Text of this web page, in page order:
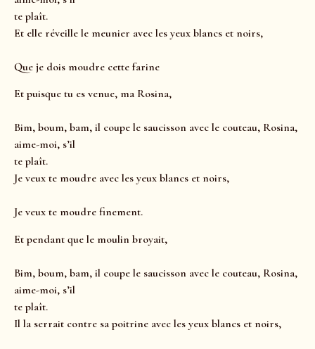
te plaît.
Et elle réveille le meunier avec les yeux blancs et noirs,
Que je dois moudre cette farine
Et puisque tu es venue, ma Rosina,
Bim, boum, bam, il coupe le saucisson avec le couteau, Rosina,
aime-moi, s’il
te plaît.
Je veux te moudre avec les yeux blancs et noirs,
Je veux te moudre finement.
Et pendant que le moulin broyait,
Bim, boum, bam, il coupe le saucisson avec le couteau, Rosina,
aime-moi, s’il
te plaît.
Il la serrait contre sa poitrine avec les yeux blancs et noirs,